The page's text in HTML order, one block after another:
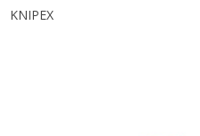
KNIPEX